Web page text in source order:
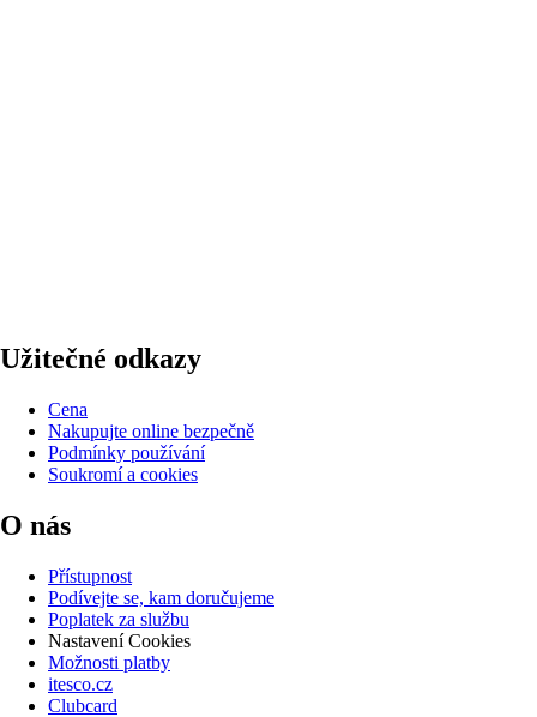
Užitečné odkazy
Cena
Nakupujte online bezpečně
Podmínky používání
Soukromí a cookies
O nás
Přístupnost
Podívejte se, kam doručujeme
Poplatek za službu
Nastavení Cookies
Možnosti platby
itesco.cz
Clubcard